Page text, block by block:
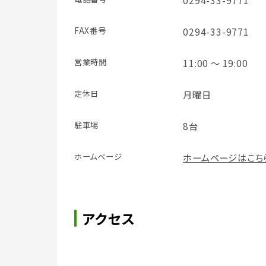
FAX番号 0294-33-9771
営業時間 11:00 ～ 19:00
定休日 月曜日
駐車場 8台
ホームページ ホームページはこち
アクセス